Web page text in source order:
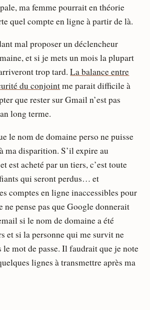
ma femme pourrait en théorie
quel compte en ligne à partir de là.
mal proposer un déclencheur
et si je mets un mois la plupart
trop tard.La balance entre
du conjointme parait difficile à
que rester sur Gmail n’est pas
long terme.
le nom de domaine perso ne puisse
ma disparition. S’il expire au
est acheté par un tiers, c’est toute
qui seront perdus… et
comptes en ligne inaccessibles pour
ne pense pas que Google donnerait
si le nom de domaine a été
et si la personne qui me survit ne
le mot de passe. Il faudrait que je note
lignes à transmettre après ma